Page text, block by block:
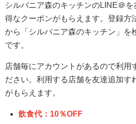
シルバニア森のキッチンのLINE＠
得なクーポンがもらえます。登録方
から「シルバニア森のキッチン」を
です。
店舗毎にアカウントがあるので利用
ださい。利用する店舗を友達追加す
がもらえます。
飲食代：10％OFF